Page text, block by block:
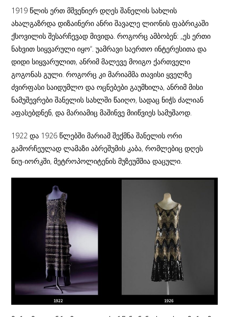
1919 წლის ერთ მშვენიერ დღეს შანელის სახლის
ახალგაზრდა დიზაინერი ანრი შავალე ლიონის ფაბრიკაში
ქსოვილის შესარჩევად მივიდა. როგორც ამბობენ: „ეს ერთი
ნახვით სიყვარული იყო“. უამრავი საერთო ინტერესითა და
დიდი სიყვარულით, ანრიმ მალევე მოიგო ქართველი
გოგონას გული. როგორც კი მარიამმა თავისი ყველზე
ძვირფასი საიდუმლო და ოცნებები გაუმხილა, ანრიმ მისი
ნამუშევრები შანელის სახლში წაიღო, სადაც ნიჭს ძალიან
აფასებდნენ, და მარიამიც მაშინვე მიიწვიეს სამუშაოდ.
1922 და 1926 წლებში მარიამ შექმნა შანელის ორი
გამორჩეულად ლამაზი აბრეშუმის კაბა, რომლებიც დღეს
ნიუ-იორკში, მეტროპოლიტენის მუზეუმშია დაცული.